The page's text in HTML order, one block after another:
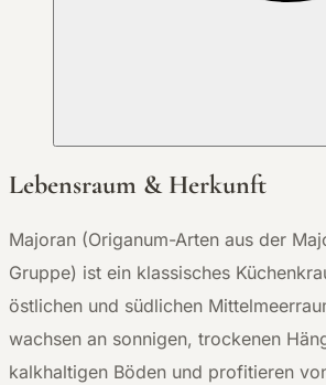
Lebensraum & Herkunft
Majoran (Origanum-Arten aus der
Gruppe) ist ein klassisches
östlichen und südlichen
wachsen an sonnigen, trockenen
kalkhaltigen Böden und profitieren